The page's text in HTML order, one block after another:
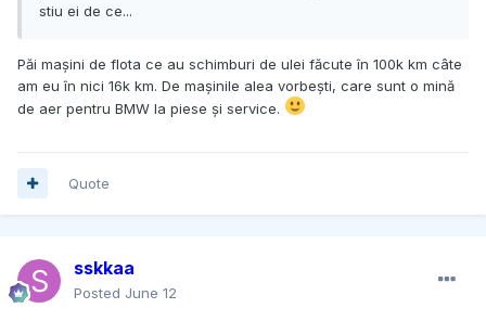
stiu ei de ce...
Păi mașini de flota ce au schimburi de ulei făcute în 100k km câte
am eu în nici 16k km. De mașinile alea vorbești, care sunt o mină
de aer pentru BMW la piese și service.
Quote
sskkaa
Posted June 12